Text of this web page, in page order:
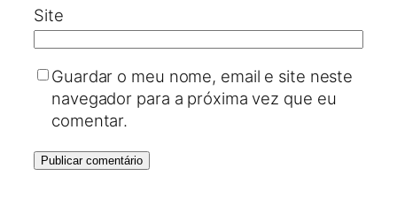
Site
Guardar o meu nome, email e site neste
navegador para a próxima vez que eu
comentar.